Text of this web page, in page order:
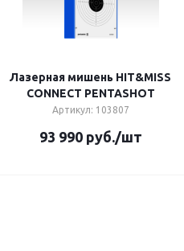
Лазерная мишень HIT&MISS
CONNECT PENTASHOT
Артикул: 103807
93 990руб./шт